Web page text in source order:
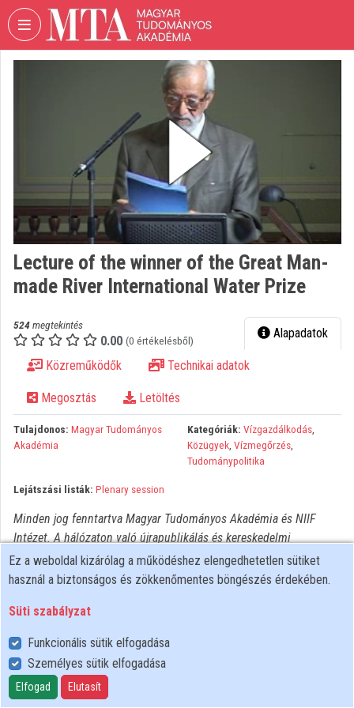
Fejléc kihagyása Menü kihagyása Tartalom kihagyása
Intézményi kezdőlap
Bejelentkezés
Kategóriák
Intézményi listák
Lecture of the winner of the Great Man-
made River International Water Prize
524megtekintés
0.00 (0 értékelésből) Alapadatok
Közreműködők Technikai adatok
Megosztás Letöltés
Tulajdonos: Magyar Tudományos
Akadémia
Kategóriák: Vízgazdálkodás,
Közügyek, Vízmegőrzés,
Tudománypolitika
Lejátszási listák: Plenary session
Minden jog fenntartva Magyar Tudományos Akadémia és NIIF
Intézet. A hálózaton való újrapublikálás és kereskedelmi
forgalomba hozatal szigorúan tilos! Egyéb célú felhasználás a
jogtulajdonos(ok) engedélyéhez kötött.
Felhasználói szabályzat
Adatkezelési tájékoztató
Süti szabályzat
Ez a weboldal kizárólag a működéshez elengedhetetlen sütiket
használ a biztonságos és zökkenőmentes böngészés érdekében.
Süti szabályzat
Funkcionális sütik elfogadása
Személyes sütik elfogadása
Elfogad Elutasít